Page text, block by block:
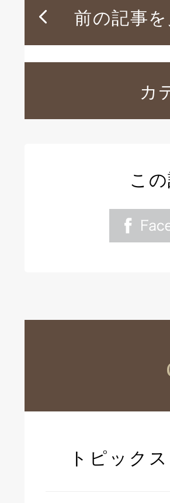
前の記事を
カ
こ
トピックス